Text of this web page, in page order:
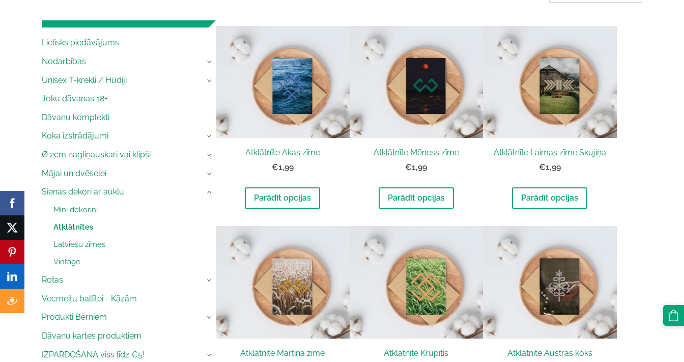
Lielisks piedāvājums
Nodarbības
›
Unisex T-krekli / Hūdiji ›
Joku dāvanas 18+
Dāvanu komplekti
Koka izstrādājumi
›
Ø 2cm nagliņauskari vai klipši ›
Mājai un dvēselei ›
Sienas dekori ar auklu
Mini dekoriņi
Atklātnītes
Latviešu zīmes
Vintage
›
Rotas ›
Vecmeitu ballītei - Kāzām
Produkti Bērniem
›
Dāvanu kartes produktiem
IZPĀRDOŠANA viss līdz €5!
›
Atklātnīte Akas zīme
€1,99
Parādīt opcijas
Atklātnīte Mēness zīme
€1,99
Parādīt opcijas
Atklātnīte Laimas zīme Skujiņa
€1,99
Parādīt opcijas
Atklātnīte Mārtiņa zīme
Atklātnīte Krupītis
Atklātnīte Austras koks